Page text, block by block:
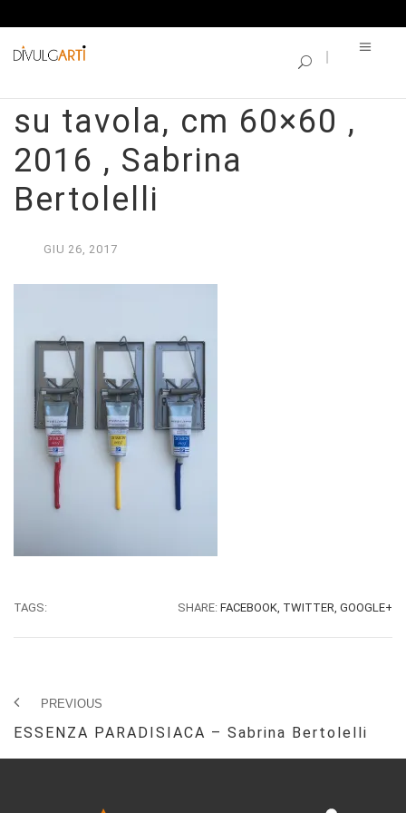
su tavola, cm 60×60 ,
2016 , Sabrina
Bertolelli
GIU 26, 2017
TAGS: SHARE: FACEBOOK, TWITTER, GOOGLE+
PREVIOUS
ESSENZA PARADISIACA – Sabrina Bertolelli